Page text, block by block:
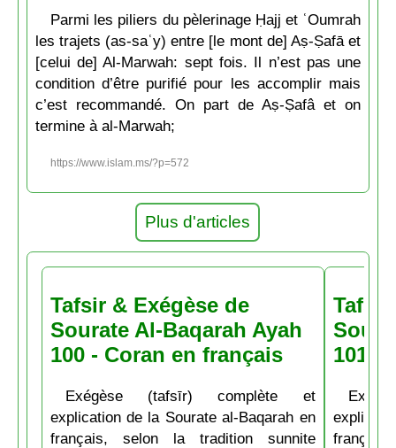
Parmi les piliers du pèlerinage Ḥajj et ʿOumrah
les trajets (as-saʿy) entre [le mont de] Aṣ-Ṣafā et
[celui de] Al-Marwah: sept fois. Il n’est pas une
condition d’être purifié pour les accomplir mais
c’est recommandé. On part de Aṣ-Ṣafâ et on
termine à al-Marwah;
https://www.islam.ms/?p=572
Plus d'articles
Tafsir & Exégèse de
Sourate Al-Baqarah Ayah
100 - Coran en français
Exégèse (tafsīr) complète et
explication de la Sourate al-Baqarah en
français, selon la tradition sunnite
Tafsir
101 -